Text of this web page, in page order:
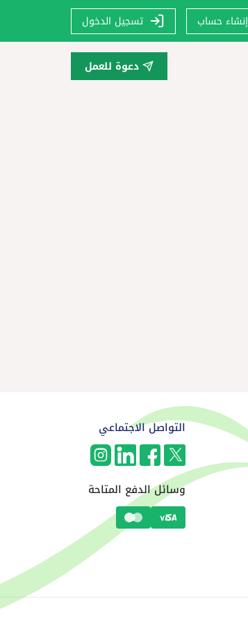
إنشاء حساب تسجيل الدخول
دعوة للعمل
التواصل الاجتماعي
وسائل الدفع المتاحة